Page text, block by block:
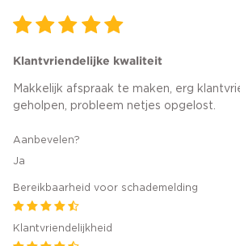
Klantvriendelijke kwaliteit
Makkelijk afspraak te maken, erg
geholpen, probleem netjes opgelost.
Aanbevelen?
Ja
Bereikbaarheid voor schademelding
Klantvriendelijkheid